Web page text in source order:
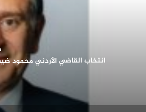
صاحب السمو الأمير الشيخ مشعل الأحمد الجابر
شريك أساسي في